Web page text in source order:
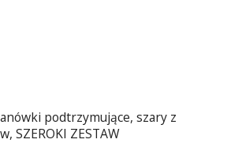
podtrzymujące, szary z
SZEROKI ZESTAW